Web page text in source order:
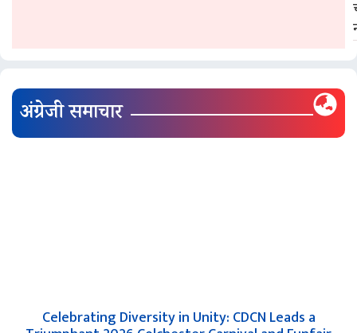
अंग्रेजी समाचार
Celebrating Diversity in Unity: CDCN Leads a